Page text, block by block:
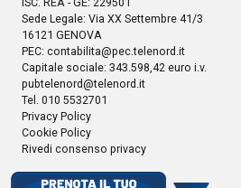
Sede Legale: Via XX Settembre 41/3
16121 GENOVA
PEC: contabilita@pec.telenord.it
Capitale sociale: 343.598,42 euro i.v.
pubtelenord@telenord.it
Tel. 010 5532701
Privacy Policy
Cookie Policy
Rivedi consenso privacy